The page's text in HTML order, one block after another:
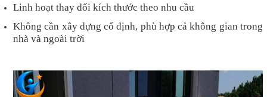
Linh hoạt thay đổi kích thước theo nhu cầu
Không cần xây dựng cố định, phù hợp cả không gian trong
nhà và ngoài trời